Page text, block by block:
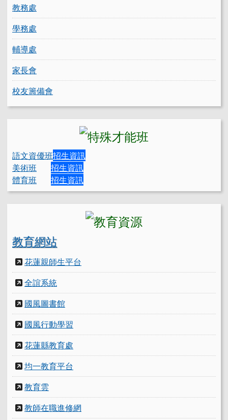
教務處
學務處
輔導處
家長會
校友籌備會
語文資優班招生資訊
美術班
招生資訊
體育班
招生資訊
教育網站
花蓮親師生平台
全誼系統
國風圖書館
國風行動學習
花蓮縣教育處
均一教育平台
教育雲
教師在職進修網